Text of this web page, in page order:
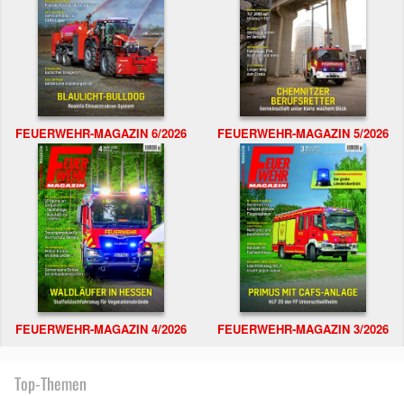
FEUERWEHR-MAGAZIN 6/2026 FEUERWEHR-MAGAZIN 5/2026
FEUERWEHR-MAGAZIN 4/2026 FEUERWEHR-MAGAZIN 3/2026
Top-Themen